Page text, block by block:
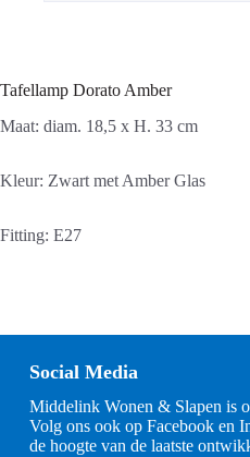
Tafellamp Dorato Amber
Maat: diam. 18,5 x H. 33 cm
Kleur: Zwart met Amber Glas
Fitting: E27
Social Media
Middelink Wonen & Slapen is
Volg ons ook op Facebook en
de hoogte van de laatste